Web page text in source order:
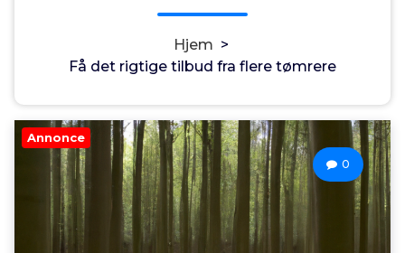
Hjem >
Få det rigtige tilbud fra flere tømrere
Annonce
0